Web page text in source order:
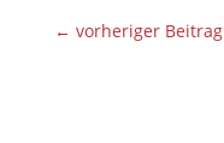
← vorheriger Beitrag